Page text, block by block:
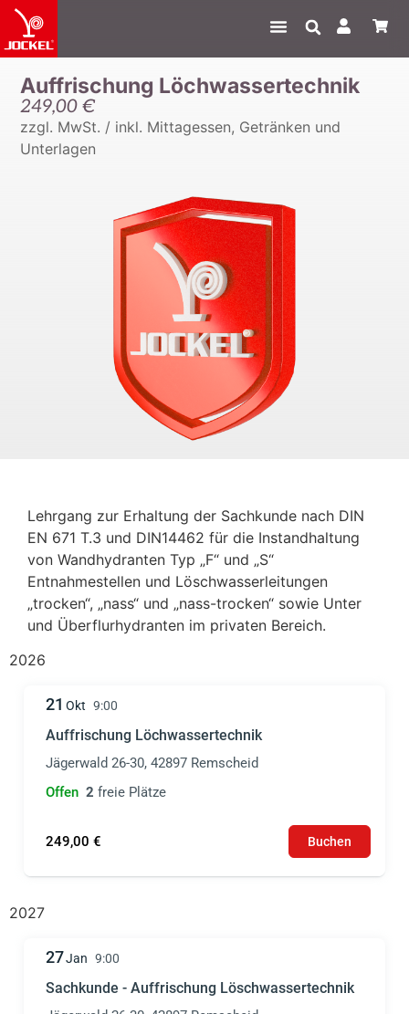
Auffrischung Löchwassertechnik
249,00€
zzgl. MwSt. / inkl. Mittagessen, Getränken und
Unterlagen
Lehrgang zur Erhaltung der Sachkunde nach DIN
EN 671 T.3 und DIN14462 für die Instandhaltung
von Wandhydranten Typ „F“ und „S“
Entnahmestellen und Löschwasserleitungen
„trocken“, „nass“ und „nass-trocken“ sowie Unter
und Überflurhydranten im privaten Bereich.
2026
21 Okt 9:00
Auffrischung Löchwassertechnik
Jägerwald 26-30, 42897 Remscheid
Offen 2 freie Plätze
249,00 € Buchen
2027
27Jan 9:00
Sachkunde - Auffrischung Löschwassertechnik